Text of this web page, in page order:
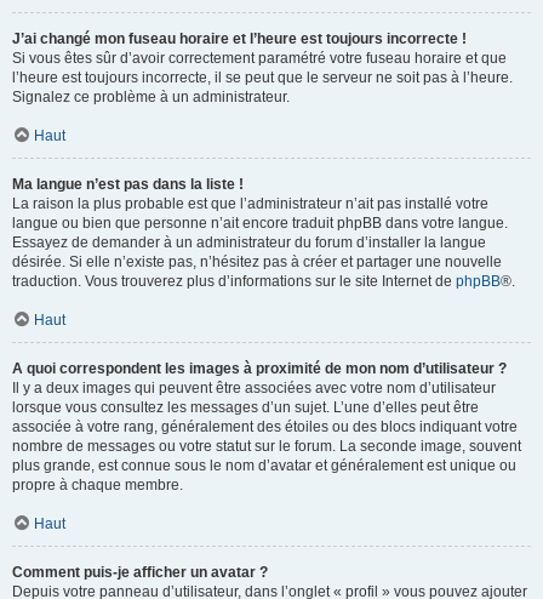
J’ai changé mon fuseau horaire et l’heure est toujours incorrecte !
Si vous êtes sûr d’avoir correctement paramétré votre fuseau horaire et que
l’heure est toujours incorrecte, il se peut que le serveur ne soit pas à l’heure.
Signalez ce problème à un administrateur.
Haut
Ma langue n’est pas dans la liste !
La raison la plus probable est que l’administrateur n’ait pas installé votre
langue ou bien que personne n’ait encore traduit phpBB dans votre langue.
Essayez de demander à un administrateur du forum d’installer la langue
désirée. Si elle n’existe pas, n’hésitez pas à créer et partager une nouvelle
traduction. Vous trouverez plus d’informations sur le site Internet de phpBB®.
Haut
A quoi correspondent les images à proximité de mon nom d’utilisateur ?
Il y a deux images qui peuvent être associées avec votre nom d’utilisateur
lorsque vous consultez les messages d’un sujet. L’une d’elles peut être
associée à votre rang, généralement des étoiles ou des blocs indiquant votre
nombre de messages ou votre statut sur le forum. La seconde image, souvent
plus grande, est connue sous le nom d’avatar et généralement est unique ou
propre à chaque membre.
Haut
Comment puis-je afficher un avatar ?
Depuis votre panneau d’utilisateur, dans l’onglet « profil » vous pouvez ajouter